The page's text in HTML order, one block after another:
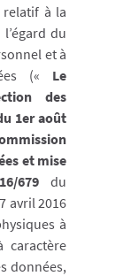
à la
du
et à
(« Le
des
1er août
et mise
679du
avril 2016
à
caractère
données,